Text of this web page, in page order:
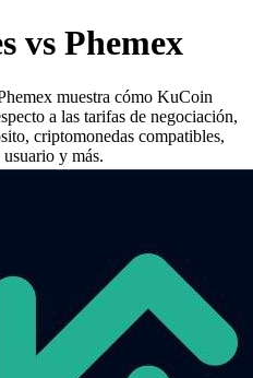
vs Phemex
muestra cómo KuCoin
a las tarifas de negociación,
criptomonedas compatibles,
y más.